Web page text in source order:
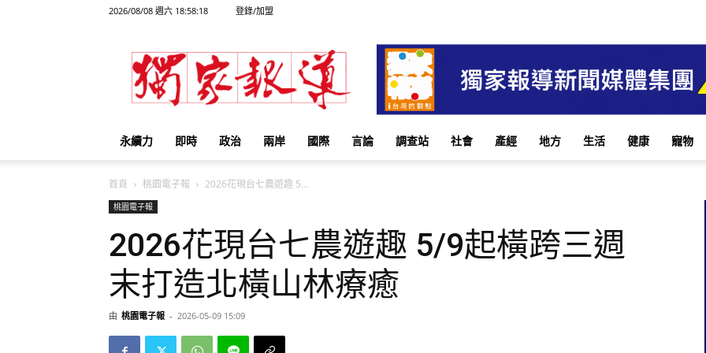
2026/08/08 週六 18:58:18 登錄/加盟
獨
家
報
永續力 即時 政治 兩岸 國際 言論 調查站 社會 產經 地方 生活 健康 寵物
首頁 桃園電子報 2026花現台七農遊趣 5...
桃園電子報
2026花現台七農遊趣 5/9起橫跨三週
末打造北橫山林療癒
由 桃園電子報 - 2026-05-09 15:09